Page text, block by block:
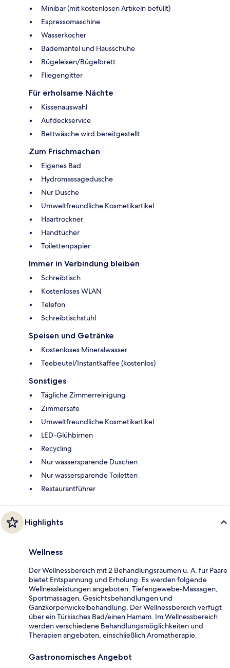
Minibar (mit kostenlosen Artikeln befüllt)
Espressomaschine
Wasserkocher
Bademäntel und Hausschuhe
Bügeleisen/Bügelbrett
Fliegengitter
Für erholsame Nächte
Kissenauswahl
Aufdeckservice
Bettwäsche wird bereitgestellt
Zum Frischmachen
Eigenes Bad
Hydromassagedusche
Nur Dusche
Umweltfreundliche Kosmetikartikel
Haartrockner
Handtücher
Toilettenpapier
Immer in Verbindung bleiben
Schreibtisch
Kostenloses WLAN
Telefon
Schreibtischstuhl
Speisen und Getränke
Kostenloses Mineralwasser
Teebeutel/Instantkaffee (kostenlos)
Sonstiges
Tägliche Zimmerreinigung
Zimmersafe
Umweltfreundliche Kosmetikartikel
LED-Glühbirnen
Recycling
Nur wassersparende Duschen
Nur wassersparende Toiletten
Restaurantführer
Highlights
Wellness
Der Wellnessbereich mit 2 Behandlungsräumen u. A. für Paare
bietet Entspannung und Erholung. Es werden folgende
Wellnessleistungen angeboten: Tiefengewebe-Massagen,
Sportmassagen, Gesichtsbehandlungen und
Ganzkörperwickelbehandlung. Der Wellnessbereich verfügt
über ein Türkisches Bad/einen Hamam. Im Wellnessbereich
werden verschiedene Behandlungsmöglichkeiten und
Therapien angeboten, einschließlich Aromatherapie.
Gastronomisches Angebot